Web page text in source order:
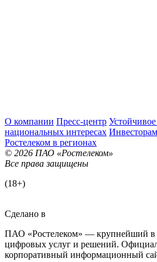
О компании Пресс-центр
национальных интересах
Ростелеком в регионах
© 2026 ПАО «Ростелеком»
Все права защищены
(18+)
Сделано в
ПАО «Ростелеком» — крупнейший в
цифровых услуг и решений.
корпоративный информационный